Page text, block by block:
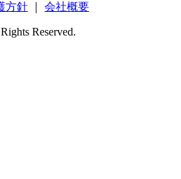
方針 会社概要
Reserved.